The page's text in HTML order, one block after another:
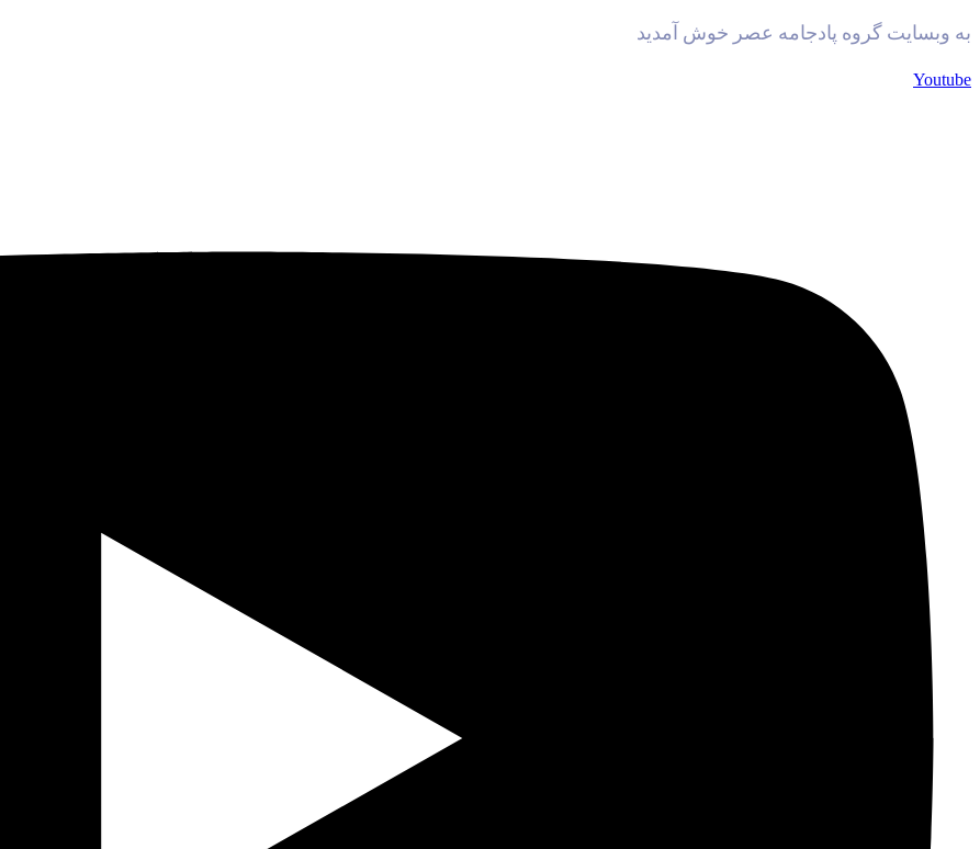
به وبسایت گروه پادجامه عصر خوش آمدید
Youtube